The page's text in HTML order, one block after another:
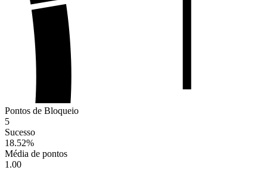
Pontos de Bloqueio
5
Sucesso
18.52%
Média de pontos
1.00